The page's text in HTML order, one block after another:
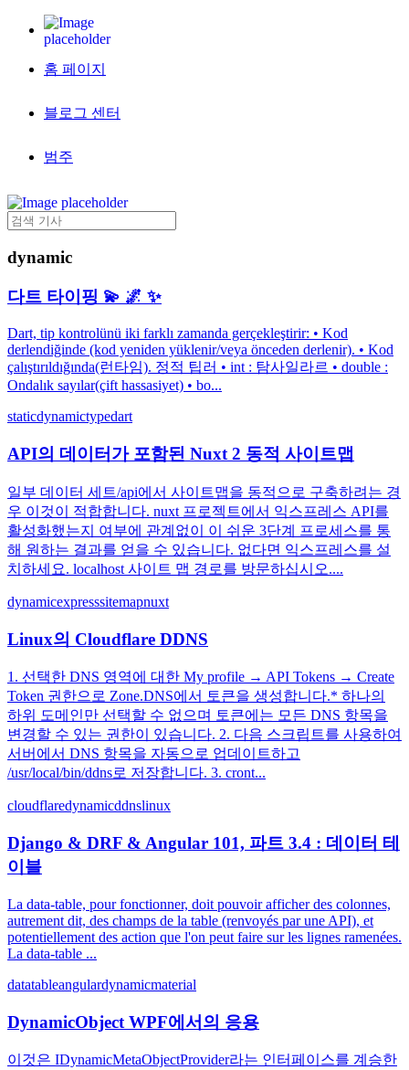
홈 페이지
블로그 센터
범주
dynamic
다트 타이핑 💫 🌌 ✨
Dart, tip kontrolünü iki farklı zamanda gerçekleştirir: • Kod
derlendiğinde (kod yeniden yüklenir/veya önceden derlenir). • Kod
çalıştırıldığında(런타임). 정적 팁러 • int : 탐사일라르 • double :
Ondalık sayılar(çift hassasiyet) • bo...
staticdynamictypedart
API의 데이터가 포함된 Nuxt 2 동적 사이트맵
일부 데이터 세트/api에서 사이트맵을 동적으로 구축하려는 경
우 이것이 적합합니다. nuxt 프로젝트에서 익스프레스 API를
활성화했는지 여부에 관계없이 이 쉬운 3단계 프로세스를 통
해 원하는 결과를 얻을 수 있습니다. 없다면 익스프레스를 설
치하세요. localhost 사이트 맵 경로를 방문하십시오....
dynamicexpresssitemapnuxt
Linux의 Cloudflare DDNS
1. 선택한 DNS 영역에 대한 My profile → API Tokens → Create
Token 권한으로 Zone.DNS에서 토큰을 생성합니다.* 하나의
하위 도메인만 선택할 수 없으며 토큰에는 모든 DNS 항목을
변경할 수 있는 권한이 있습니다. 2. 다음 스크립트를 사용하여
서버에서 DNS 항목을 자동으로 업데이트하고
/usr/local/bin/ddns로 저장합니다. 3. cront...
cloudflaredynamicddnslinux
Django & DRF & Angular 101, 파트 3.4 : 데이터 테
이블
La data-table, pour fonctionner, doit pouvoir afficher des colonnes,
autrement dit, des champs de la table (renvoyés par une API), et
potentiellement des action que l'on peut faire sur les lignes ramenées.
La data-table ...
datatableangulardynamicmaterial
DynamicObject WPF에서의 응용
이것은 IDynamicMetaObjectProvider라는 인터페이스를 계승한